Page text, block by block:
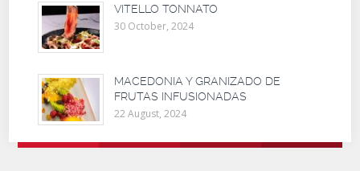
VITELLO TONNATO
30 October, 2024
MACEDONIA Y GRANIZADO DE
FRUTAS INFUSIONADAS
22 August, 2024